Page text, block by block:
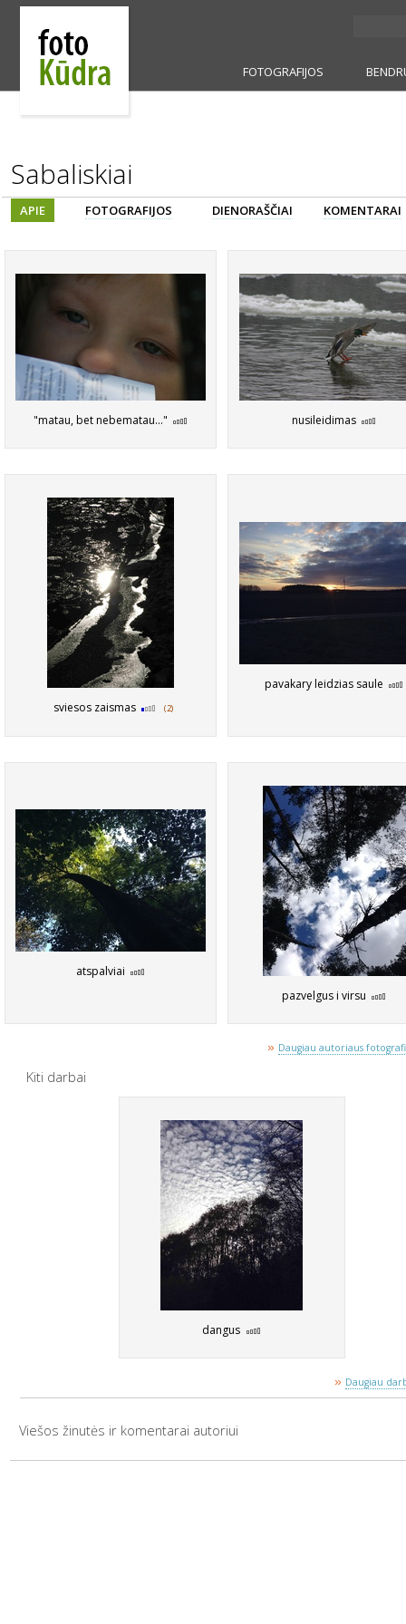
FOTOGRAFIJOS
Sabaliskiai
APIE FOTOGRAFIJOS DIENORAŠČIAI KOMENTARAI
"matau, bet nebematau..." nusileidimas
sviesos zaismas (2)
pavakary leidzias saule
atspalviai
pazvelgus i virsu
» Daugiau autoriaus
Kiti darbai
dangus
» Daugiau
Viešos žinutės ir komentarai autoriui